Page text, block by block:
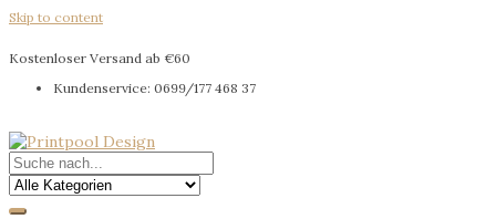
Skip to content
Kostenloser Versand ab €60
Kundenservice: 0699/177 468 37